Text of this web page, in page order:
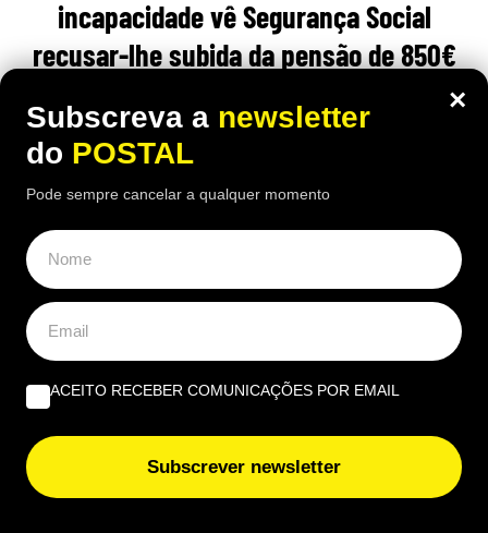
incapacidade vê Segurança Social
recusar-lhe subida da pensão de 850€
para 1.547€: caso foi ‘parar’ a tribunal
um carpinteiro de 91 anos, apesar das várias
cirurgias e limitações físicas
ÚLTIMAS NOTÍCIAS
Sismo de magnitude 3,5 sentido em Ourique, Almodôvar
Algarve é o segundo maior mercado de casas de luxo do
×
Subscreva a newsletter
do POSTAL
Pode sempre cancelar a qualquer momento
ACEITO RECEBER COMUNICAÇÕES POR EMAIL
Subscrever newsletter